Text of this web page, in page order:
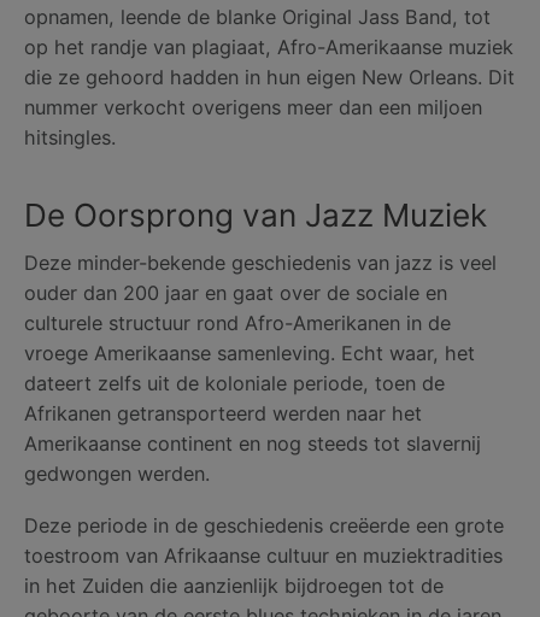
opnamen, leende de blanke Original Jass Band, tot
op het randje van plagiaat, Afro-Amerikaanse muziek
die ze gehoord hadden in hun eigen New Orleans. Dit
nummer verkocht overigens meer dan een miljoen
hitsingles.
De Oorsprong van Jazz Muziek
Deze minder-bekende geschiedenis van jazz is veel
ouder dan 200 jaar en gaat over de sociale en
culturele structuur rond Afro-Amerikanen in de
vroege Amerikaanse samenleving. Echt waar, het
dateert zelfs uit de koloniale periode, toen de
Afrikanen getransporteerd werden naar het
Amerikaanse continent en nog steeds tot slavernij
gedwongen werden.
Deze periode in de geschiedenis creëerde een grote
toestroom van Afrikaanse cultuur en muziektradities
in het Zuiden die aanzienlijk bijdroegen tot de